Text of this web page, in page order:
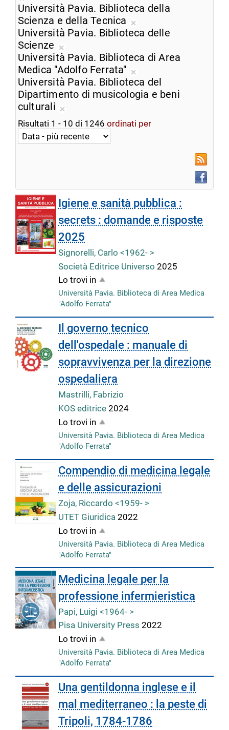
ricerca
corrente
Rimuovi
dalla
ricerca
corrente
Università Pavia. Biblioteca della
Scienza e della Tecnica
Rimuovi
ricerca
corrente
Università Pavia. Biblioteca delle
Scienze
Rimuovi
dalla
ricerca
corrente
Università Pavia. Biblioteca di Area
Medica "Adolfo Ferrata"
Rimuovi
dalla
corrente
Università Pavia. Biblioteca del
Dipartimento di musicologia e beni
culturali
Rimuovi
dalla
ricerca
Risultati 1 - 10 di 1246 ordinati per
RSS
Igiene e sanità pubblica :
secrets : domande e risposte
2025
Signorelli, Carlo <1962- >
Società Editrice Universo2025
Lo trovi in
Università Pavia. Biblioteca di Area Medica
"Adolfo Ferrata"
Il governo tecnico
dell'ospedale : manuale di
sopravvivenza per la direzione
ospedaliera
Mastrilli, Fabrizio
KOS editrice2024
Lo trovi in
Università Pavia. Biblioteca di Area Medica
"Adolfo Ferrata"
Compendio di medicina legale
e delle assicurazioni
Zoja, Riccardo <1959- >
UTET Giuridica2022
Lo trovi in
Università Pavia. Biblioteca di Area Medica
"Adolfo Ferrata"
Medicina legale per la
professione infermieristica
Papi, Luigi <1964- >
Pisa University Press2022
Lo trovi in
Università Pavia. Biblioteca di Area Medica
"Adolfo Ferrata"
Una gentildonna inglese e il
mal mediterraneo : la peste di
Tripoli, 1784-1786